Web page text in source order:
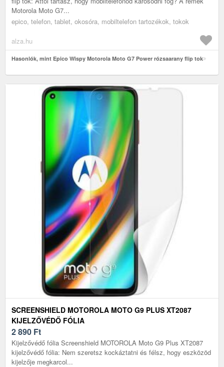
Motorola Moto G7...
epico, telefon, tablet, okosóra, mobiltelefon tartozékok, tokok
alza.hu
Hasonlók, mint Epico Wispy Motorola Moto G7 Power rózsaarany flip tok
SCREENSHIELD MOTOROLA MOTO G9 PLUS XT2087
KIJELZŐVÉDŐ FÓLIA
2 890 Ft
Kijelzővédő fólia Screenshield MOTOROLA Moto G9 Plus XT2087
kijelzővédő fólia: Nem szeretsz kockáztatni és félsz, hogy eszközöd
kijelzője megkarcol...